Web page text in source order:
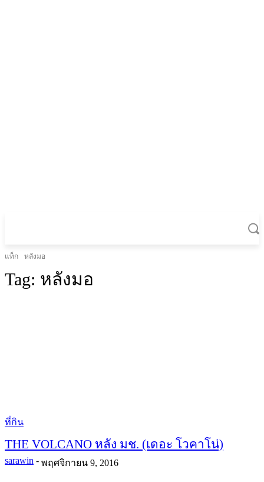
แท็ก หลังมอ
Tag: หลังมอ
ที่กิน
THE VOLCANO หลัง มช. (เดอะ โวคาโน่)
sarawin - พฤศจิกายน 9, 2016